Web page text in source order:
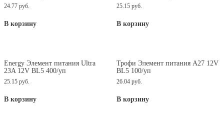
24.77 руб.
В корзину
25.15руб.
В корзину
Energy Элемент питания Ultra
23A 12V BL5 400/уп
25.15 руб.
В корзину
Трофи Элемент питания A27 12V
BL5 100/уп
26.04руб.
В корзину